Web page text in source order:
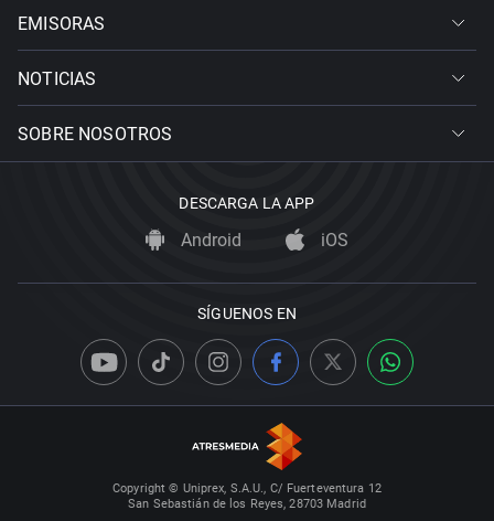
EMISORAS
NOTICIAS
SOBRE NOSOTROS
DESCARGA LA APP
Android iOS
SÍGUENOS EN
Copyright © Uniprex, S.A.U., C/ Fuerteventura 12
San Sebastián de los Reyes, 28703 Madrid